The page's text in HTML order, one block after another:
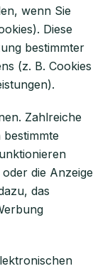
wenn Sie
Diese
bestimmter
(z. B. Cookies
Zahlreiche
die Anzeige
das